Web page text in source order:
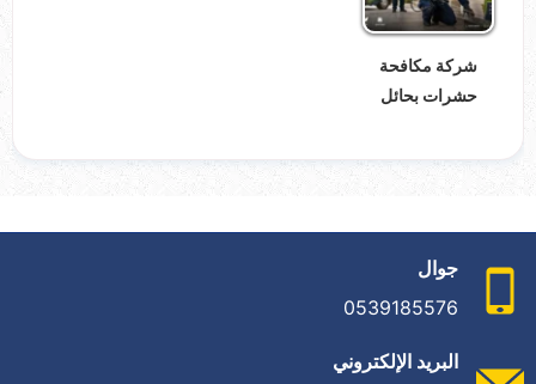
شركة مكافحة
حشرات بحائل
جوال
0539185576
البريد الإلكتروني